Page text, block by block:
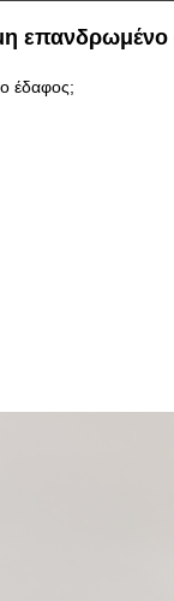
έδαφος;